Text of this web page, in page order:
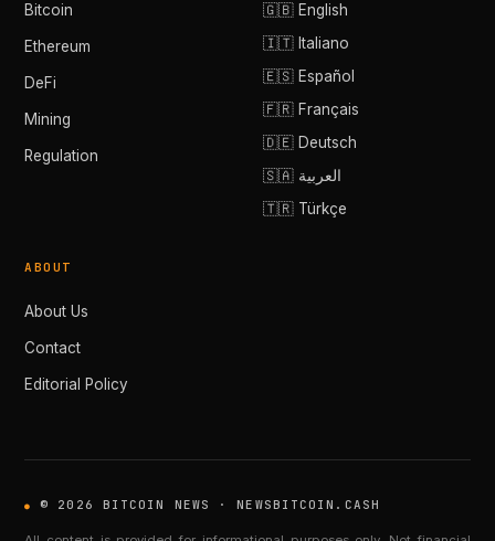
Bitcoin
Ethereum
DeFi
Mining
Regulation
🇬🇧 English
🇮🇹 Italiano
🇪🇸 Español
🇫🇷 Français
🇩🇪 Deutsch
🇸🇦 العربية
🇹🇷 Türkçe
ABOUT
About Us
Contact
Editorial Policy
© 2026 BITCOIN NEWS · NEWSBITCOIN.CASH